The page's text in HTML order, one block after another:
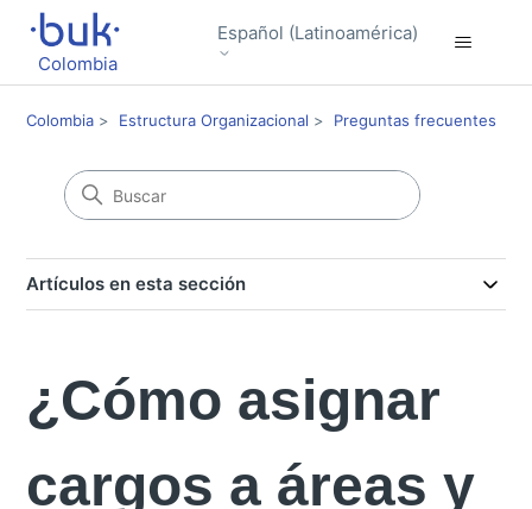
Colombia
Español (Latinoamérica)
Colombia Estructura Organizacional Preguntas frecuentes
Artículos en esta sección
¿Cómo asignar
cargos a áreas y